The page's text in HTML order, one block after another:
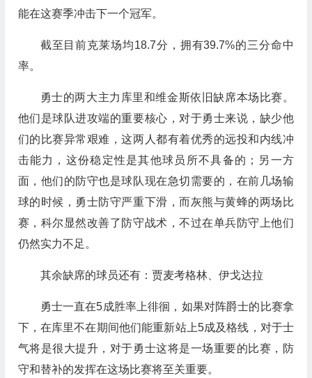
能在这赛季冲击下一个冠军。
截至目前克莱场均18.7分，拥有39.7%的三分命中
率。
勇士的两大主力库里和维金斯依旧缺席本场比赛。
他们是球队进攻端的重要核心，对于勇士来说，缺少他
们的比赛异常艰难，这两人都有着优秀的远投和内线冲
击能力，这份稳定性是其他球员所不具备的；另一方
面，他们的防守也是球队现在急切需要的，在前几场输
球的时候，勇士防守严重下滑，而灰熊与黄蜂的两场比
赛，科尔显然改善了防守战术，不过在单兵防守上他们
仍然实力不足。
其余缺席的球员还有：贾麦考格林、伊戈达拉
勇士一直在5成胜率上徘徊，如果对阵爵士的比赛拿
下，在库里不在期间他们能重新站上5成及格线，对于士
气将是很大提升，对于勇士这将是一场重要的比赛，防
守和替补的发挥在这场比赛将至关重要。